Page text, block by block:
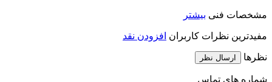
مشخصات فنی بیشتر
مفیدترین نظرات کاربران افزودن نقد
نظرها ارسال نظر
شماره های تماس